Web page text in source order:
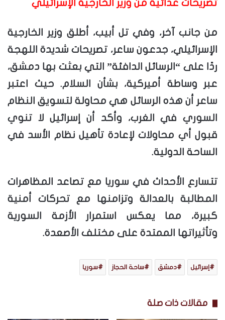
تصريحات عدائية من وزير الخارجية الإسرائيلي
من جانب آخر، وفي تل أبيب، أطلق وزير الخارجية
الإسرائيلي، جدعون ساعر، تصريحات شديدة اللهجة
ردًا على “الرسائل الدافئة” التي بعثت بها دمشق،
عبر وساطة أميركية، بشأن السلام. حيث اعتبر
ساعر أن هذه الرسائل هي محاولة لتسويق النظام
السوري في الغرب، وأكد أن إسرائيل لا تنوي
قبول أي محاولات لإعادة تأهيل نظام الأسد في
الساحة الدولية.
تتسارع الأحداث في سوريا مع تصاعد المظاهرات
المطالبة بالعدالة وتزامنها مع تحركات أمنية
كبيرة، مما يعكس استمرار الأزمة السورية
وتأثيراتها الممتدة على مختلف الأصعدة.
إسرائيل دمشق ساحة الحجاز سوريا
مقالات ذات صلة